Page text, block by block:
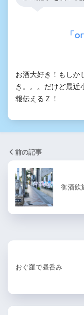
「
お酒大好き！もしか
き。。。だけど最近
報伝えるＺ！
前の記事
御酒飲
おぐ羅で昼呑み